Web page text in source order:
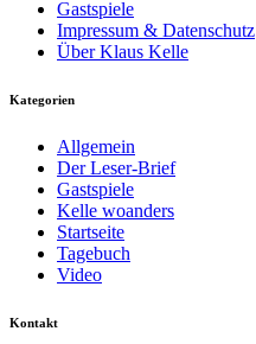
Gastspiele
Impressum & Datenschutz
Über Klaus Kelle
Kategorien
Allgemein
Der Leser-Brief
Gastspiele
Kelle woanders
Startseite
Tagebuch
Video
Kontakt